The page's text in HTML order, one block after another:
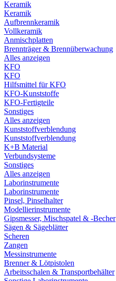
Keramik
Keramik
Aufbrennkeramik
Vollkeramik
Anmischplatten
Brennträger & Brennüberwachung
Alles anzeigen
KFO
KFO
Hilfsmittel für KFO
KFO-Kunststoffe
KFO-Fertigteile
Sonstiges
Alles anzeigen
Kunststoffverblendung
Kunststoffverblendung
K+B Material
Verbundsysteme
Sonstiges
Alles anzeigen
Laborinstrumente
Laborinstrumente
Pinsel, Pinselhalter
Modellierinstrumente
Gipsmesser, Mischspatel & -Becher
Sägen & Sägeblätter
Scheren
Zangen
Messinstrumente
Brenner & Lötpistolen
Arbeitsschalen & Transportbehälter